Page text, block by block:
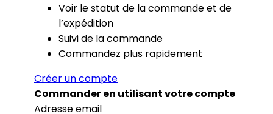
Voir le statut de la commande et de
l’expédition
Suivi de la commande
Commandez plus rapidement
Créer un compte
Commander en utilisant votre compte
Adresse email